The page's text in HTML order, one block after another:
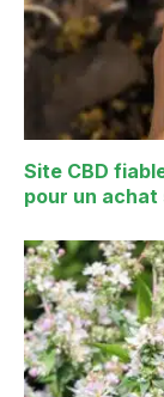
Site CBD
pour un